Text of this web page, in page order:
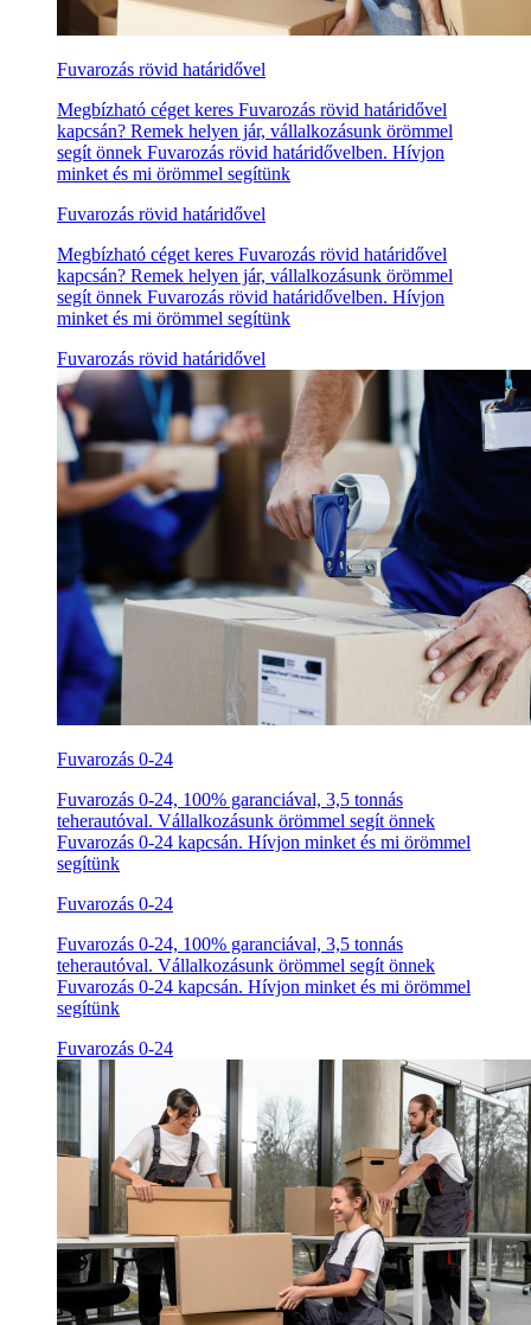
Fuvarozás rövid határidővel
Megbízható céget keres Fuvarozás rövid határidővel
kapcsán? Remek helyen jár, vállalkozásunk örömmel
segít önnek Fuvarozás rövid határidővelben. Hívjon
minket és mi örömmel segítünk
Fuvarozás rövid határidővel
Megbízható céget keres Fuvarozás rövid határidővel
kapcsán? Remek helyen jár, vállalkozásunk örömmel
segít önnek Fuvarozás rövid határidővelben. Hívjon
minket és mi örömmel segítünk
Fuvarozás rövid határidővel
Fuvarozás 0-24
Fuvarozás 0-24, 100% garanciával, 3,5 tonnás
teherautóval. Vállalkozásunk örömmel segít önnek
Fuvarozás 0-24 kapcsán. Hívjon minket és mi örömmel
segítünk
Fuvarozás 0-24
Fuvarozás 0-24, 100% garanciával, 3,5 tonnás
teherautóval. Vállalkozásunk örömmel segít önnek
Fuvarozás 0-24 kapcsán. Hívjon minket és mi örömmel
segítünk
Fuvarozás 0-24